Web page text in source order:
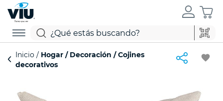
Inicio Hogar Decoración Cojines
decorativos
favorite